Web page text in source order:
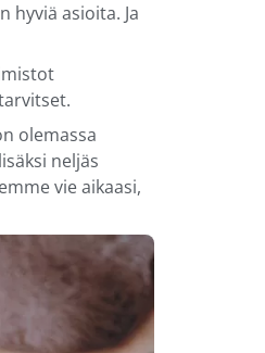
hyviä asioita. Ja
olemassa
neljäs
vie aikaasi,